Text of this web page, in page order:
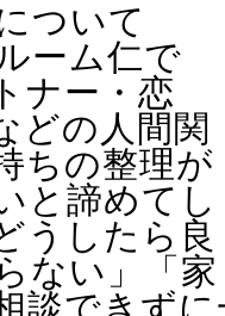
ついて
ーム仁で
ナー・恋
どの人間関
ちの整理が
と諦めてし
うしたら良
ない」「家
談できず